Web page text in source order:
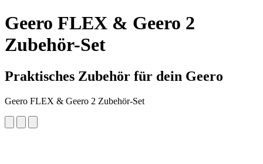
Geero FLEX & Geero 2
Zubehör-Set
Praktisches Zubehör für dein Geero
Geero FLEX & Geero 2 Zubehör-Set